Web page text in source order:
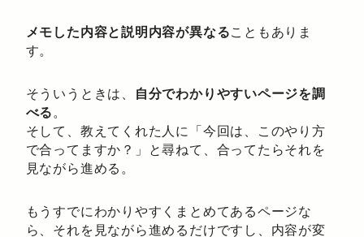
メモした内容と説明内容が異なることもありま
す。
そういうときは、
自分でわかりやすいページを調
べる。
そして、教えてくれた人に「今回は、このやり方
で合ってますか？」と尋ねて、合ってたらそれを
見ながら進める。
もうすでにわかりやすくまとめてあるページな
ら、それを見ながら進めるだけですし、内容が変